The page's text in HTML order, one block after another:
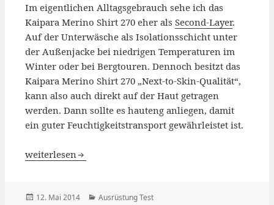
Im eigentlichen Alltagsgebrauch sehe ich das
Kaipara Merino Shirt 270 eher alsSecond-Layer.
Auf der Unterwäsche als Isolationsschicht unter
der Außenjacke bei niedrigen Temperaturen im
Winter oder bei Bergtouren. Dennoch besitzt das
Kaipara Merino Shirt 270 „Next-to-Skin-Qualität“,
kann also auch direkt auf der Haut getragen
werden. Dann sollte es hauteng anliegen, damit
ein guter Feuchtigkeitstransport gewährleistet ist.
Kaipara Merino Shirt 270 g/m² im Test
weiterlesen
Veröffentlicht
12. Mai 2014 Kategorien
Ausrüstung Test